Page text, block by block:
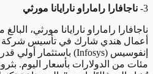
3- ناجافارا راماراو نارايانا مورثي
أعمال هندي شارك في تأسيس شركة